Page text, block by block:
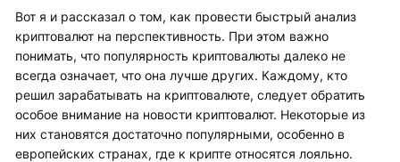
Вот я и рассказал о том, как провести быстрый анализ
криптовалют на перспективность. При этом важно
понимать, что популярность криптовалюты далеко не
всегда означает, что она лучше других. Каждому, кто
решил зарабатывать на криптовалюте, следует обратить
особое внимание на новости криптовалют. Некоторые из
них становятся достаточно популярными, особенно в
европейских странах, где к крипте относятся лояльно.